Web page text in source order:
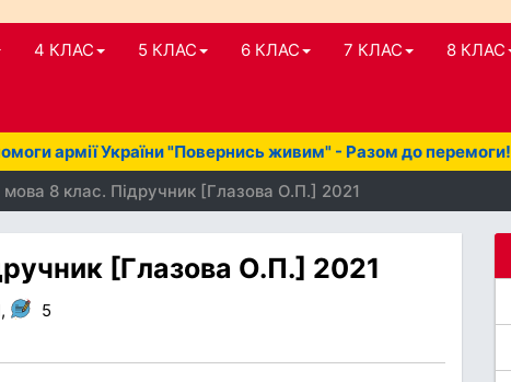
4 КЛАС 5 КЛАС 6 КЛАС 7 КЛАС 8 КЛАС
армії України "Повернись живим" - Разом до перемоги!
мова 8 клас. Підручник [Глазова О.П.] 2021
[Глазова О.П.] 2021
5